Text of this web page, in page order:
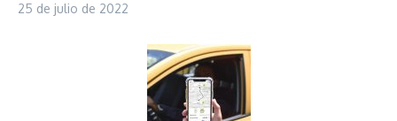
25 de julio de 2022